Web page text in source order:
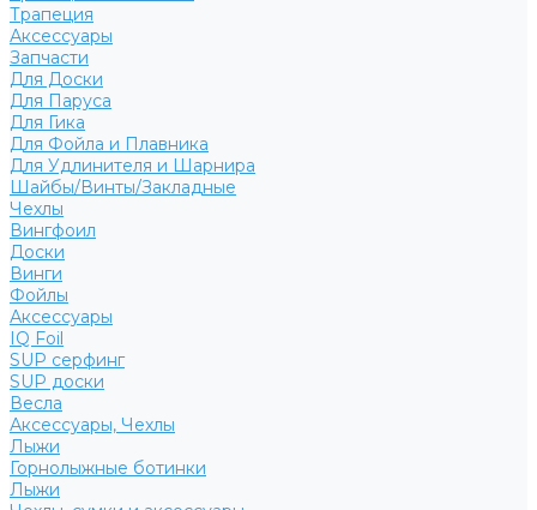
Трапеция
Аксессуары
Запчасти
Для Доски
Для Паруса
Для Гика
Для Фойла и Плавника
Для Удлинителя и Шарнира
Шайбы/Винты/Закладные
Чехлы
Вингфоил
Доски
Винги
Фойлы
Аксессуары
IQ Foil
SUP серфинг
SUP доски
Весла
Аксессуары, Чехлы
Лыжи
Горнолыжные ботинки
Лыжи